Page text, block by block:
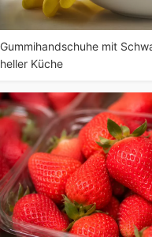
Gummihandschuhe mit
heller Küche